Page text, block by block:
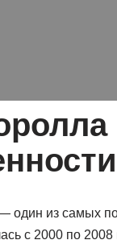
один из самых
с 2000 по